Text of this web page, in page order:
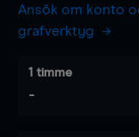
Ansök om konto
grafverktyg
1 timme
-